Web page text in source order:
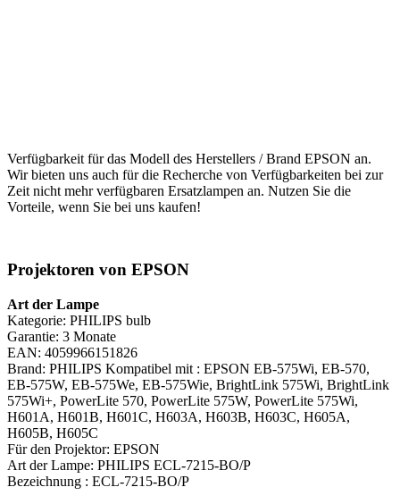
Verfügbarkeit für das Modell des Herstellers / Brand EPSON an.
Wir bieten uns auch für die Recherche von Verfügbarkeiten bei zur
Zeit nicht mehr verfügbaren Ersatzlampen an. Nutzen Sie die
Vorteile, wenn Sie bei uns kaufen!
Projektoren von EPSON
Art der Lampe
Kategorie: PHILIPS bulb
Garantie: 3 Monate
EAN: 4059966151826
Brand: PHILIPS Kompatibel mit : EPSON EB-575Wi, EB-570,
EB-575W, EB-575We, EB-575Wie, BrightLink 575Wi, BrightLink
575Wi+, PowerLite 570, PowerLite 575W, PowerLite 575Wi,
H601A, H601B, H601C, H603A, H603B, H603C, H605A,
H605B, H605C
Für den Projektor: EPSON
Art der Lampe: PHILIPS ECL-7215-BO/P
Bezeichnung : ECL-7215-BO/P